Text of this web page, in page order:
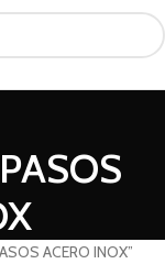
ACERO INOX”